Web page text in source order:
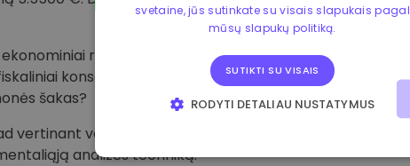
rodikliai. Ar nacionalinis bankas didina
konservatoriai? Ar audros ar sausros sutrikdė
šakas?
vertinant valiutos pirkimą ar pardavimą geriausia yra
analizės techniką.
svetaine, jūs sutinkate su visais slapukais pagal
mūsų slapukų politiką.
SUTIKTI SU VISAIS
RODYTI DETALIAU NUSTATYMUS